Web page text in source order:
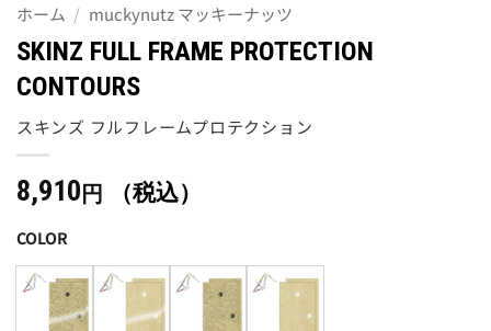
ホーム / muckynutz マッキーナッツ
SKINZ FULL FRAME PROTECTION
CONTOURS
スキンズ フルフレームプロテクション
8,910 円 （税込）
COLOR